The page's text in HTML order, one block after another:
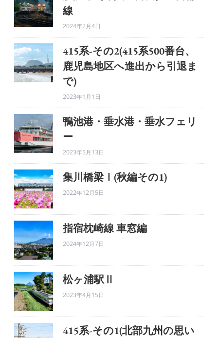
線
2024年2月4日
415系-その2(415系500番台、
鹿児島地区へ進出から引退ま
で)
2023年1月1日
鴨池港・垂水港・垂水フェリ
ー
2023年5月13日
集川橋梁Ⅰ(秋編その1)
2022年12月5日
指宿枕崎線 車窓編
2024年12月7日
松ヶ浦駅Ⅱ
2023年4月15日
415系-その1(北部九州の思い